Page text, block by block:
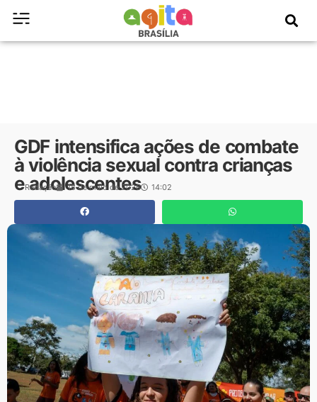
GDF intensifica ações de combate
à violência sexual contra crianças
e adolescentes
Redação 18 de maio de 2026 14:02